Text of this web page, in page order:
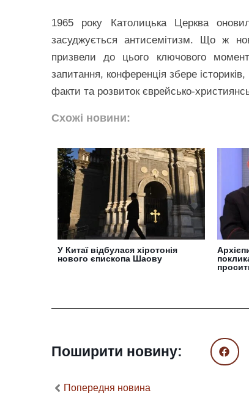
1965 року Католицька Церква
засуджується антисемітизм. Що ж
призвели до цього ключового
запитання, конференція збере
факти та розвиток єврейсько-
Схожі новини:
У Китаї відбулася хіротонія
нового єпископа Шаову
Поширити новину:
Попередня новина